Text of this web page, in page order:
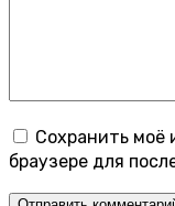
Сохранить моё
браузере для